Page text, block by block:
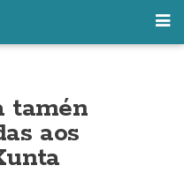
tamén
aos